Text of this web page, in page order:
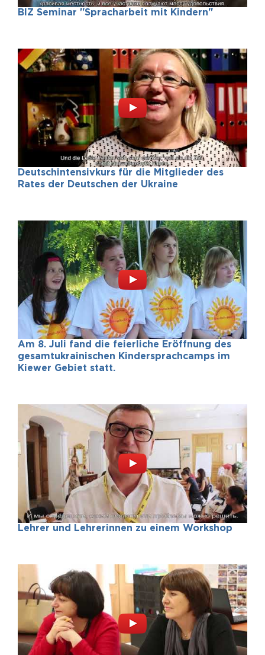
BIZ Seminar "Spracharbeit mit Kindern"
Deutschintensivkurs für die Mitglieder des
Rates der Deutschen der Ukraine
Am 8. Juli fand die feierliche Eröffnung des
gesamtukrainischen Kindersprachcamps im
Kiewer Gebiet statt.
Lehrer und Lehrerinnen zu einem Workshop